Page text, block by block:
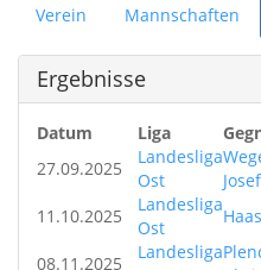
Verein Mannschaften
Ergebnisse
Datum Liga
27.09.2025
Landesliga
Ost
Josef
11.10.2025
Landesliga
Ost
08.11.2025
Landesliga